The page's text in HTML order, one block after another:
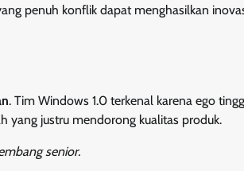
penuh konflik dapat menghasilkan
. Tim Windows 1.0 terkenal karena ego
yang justru mendorong kualitas produk.
senior.